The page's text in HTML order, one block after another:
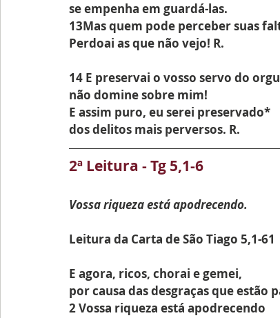
se empenha em guardá-las.
13Mas quem pode perceber suas
Perdoai as que não vejo! R.
14 E preservai o vosso servo do
não domine sobre mim!
E assim puro, eu serei preservado*
dos delitos mais perversos. R.
2ª Leitura - Tg 5,1-6
Vossa riqueza está apodrecendo.
Leitura da Carta de São Tiago 5,1-61
E agora, ricos, chorai e gemei,
por causa das desgraças que estão
2 Vossa riqueza está apodrecendo